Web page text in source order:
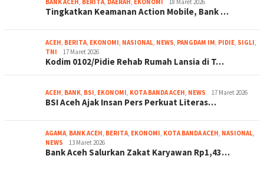
Tingkatkan Keamanan Action Mobile, Bank …
ACEH BERITA EKONOMI NASIONAL NEWS PANGDAM IM PIDIE SIGLI
TNI
17 Maret 2026
Kodim 0102/Pidie Rehab Rumah Lansia di T…
ACEH BANK BSI EKONOMI KOTA BANDA ACEH NEWS 17 Maret 2026
BSI Aceh Ajak Insan Pers Perkuat Literas…
AGAMA BANK ACEH BERITA EKONOMI KOTA BANDA ACEH NASIONAL
NEWS
13 Maret 2026
Bank Aceh Salurkan Zakat Karyawan Rp1,43…